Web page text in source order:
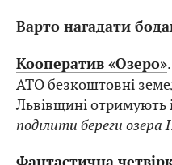
Варто нагадати
Кооператив «Озеро»
АТО безкоштовні
Львівщині отримують
поділити береги озера